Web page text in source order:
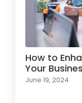
How to
Your
June 19, 2024